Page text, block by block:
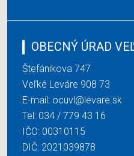
OBECNÝ ÚRAD
Štefánikova 747
Veľké Leváre 908 73
E-mail: ocuvl@levare.sk
Tel: 034 / 779 43 16
IČO: 00310115
DIČ: 2021039878